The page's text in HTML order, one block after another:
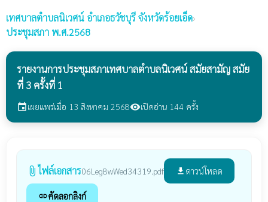
เทศบาลตำบลนิเวศน์ อำเภอธวัชบุรี จังหวัดร้อยเอ็ด›
ประชุมสภา พ.ศ.2568
รายงานการประชุมสภาเทศบาลตำบลนิเวศน์ สมัยสามัญ สมัย
ที่ 3 ครั้งที่ 1
eventเผยแพร่เมื่อ 13 สิงหาคม 2568visibilityเปิดอ่าน 144 ครั้ง
attach_file ไฟล์เอกสาร06Leg8wWed34319.pdf file_download ดาวน์โหลด
linkคัดลอกลิงก์